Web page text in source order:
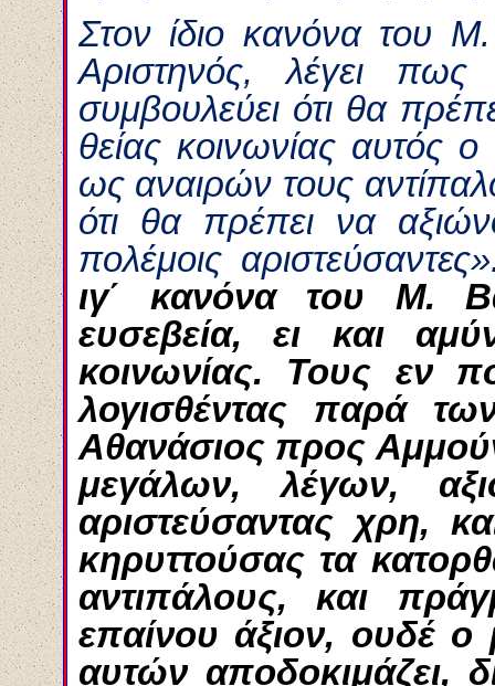
Στον ίδιο κανόνα του
Αριστηνός, λέγει
συμβουλεύει ότι θα
θείας κοινωνίας αυτός
ως αναιρών τους
ότι θα πρέπει να
πολέμοις
ιγ΄ κανόνα του Μ.
ευσεβεία, ει και
κοινωνίας. Τους εν
λογισθέντας παρά
Αθανάσιος προς
μεγάλων, λέγων,
αριστεύσαντας χρη,
κηρυττούσας τα
αντιπάλους, και
επαίνου άξιον, ουδέ ο
αυτών αποδοκιμάζει,